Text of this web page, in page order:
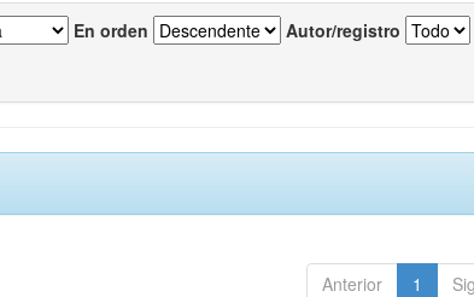
En orden Autor/registro
Anterior 1